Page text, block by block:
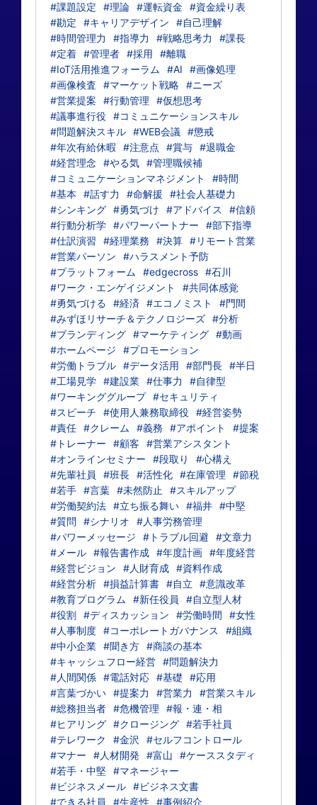
#課題設定
#理論 #運転資金
#資金繰り表
#勘定
#キャリアデザイン
#自己理解
#時間管理力
#指導力 #戦略思考力
#課長
#定着 #管理者 #採用
#離職
#IoT活用推進フォーラム
#AI
#画像処理
#画像検査
#マーケット戦略 #ニーズ
#営業提案
#行動管理
#仮想思考
#議事進行役 #コミュニケーションスキル
#問題解決スキル #WEB会議
#懲戒
#年次有給休暇
#注意点 #賞与 #退職金
#経営理念 #やる気 #管理職候補
#コミュニケーションマネジメント
#時間
#基本
#話す力 #命解援
#社会人基礎力
#シンキング #勇気づけ #アドバイス
#信頼
#行動分析学 #パワーパートナー
#部下指導
#仕訳演習
#経理業務 #決算 #リモート営業
#営業パーソン
#ハラスメント予防
#プラットフォーム
#edgecross #石川
#ワーク・エンゲイジメント
#共同体感覚
#勇気づける
#経済 #エコノミスト
#門間
#みずほリサーチ＆テクノロジーズ #分析
#ブランディング #マーケティング #動画
#ホームページ
#プロモーション
#労働トラブル #データ活用 #部門長 #半日
#工場見学 #建設業 #仕事力
#自律型
#ワーキンググループ #セキュリティ
#スピーチ
#使用人兼務取締役 #経営姿勢
#責任 #クレーム #義務 #アポイント
#提案
#トレーナー
#顧客
#営業アシスタント
#オンラインセミナー
#段取り
#心構え
#先輩社員
#班長 #活性化 #在庫管理
#節税
#若手 #言葉 #未然防止
#スキルアップ
#労働契約法 #立ち振る舞い #福井 #中堅
#質問
#シナリオ
#人事労務管理
#パワーメッセージ
#トラブル回避
#文章力
#メール #報告書作成 #年度計画 #年度経営
#経営ビジョン
#人財育成 #資料作成
#経営分析 #損益計算書 #自立
#意識改革
#教育プログラム
#新任役員
#自立型人材
#役割 #ディスカッション #労働時間
#女性
#人事制度 #コーポレートガバナンス
#組織
#中小企業 #聞き方 #商談の基本
#キャッシュフロー経営 #問題解決力
#人間関係 #電話対応 #基礎
#応用
#言葉づかい #提案力 #営業力
#営業スキル
#総務担当者 #危機管理
#報・連・相
#ヒアリング #クロージング #若手社員
#テレワーク
#金沢
#セルフコントロール
#マナー
#人材開発 #富山
#ケーススタディ
#若手・中堅 #マネージャー
#ビジネスメール #ビジネス文書
#できる社員
#生産性
#事例紹介